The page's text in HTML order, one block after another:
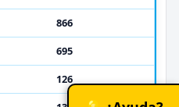
866
695
126